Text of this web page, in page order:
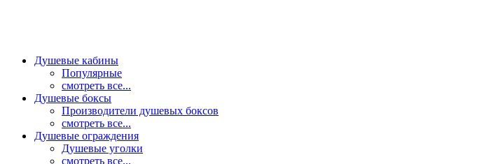
Душевые кабины
Популярные
смотреть все...
Душевые боксы
Производители душевых боксов
смотреть все...
Душевые ограждения
Душевые уголки
смотреть все...